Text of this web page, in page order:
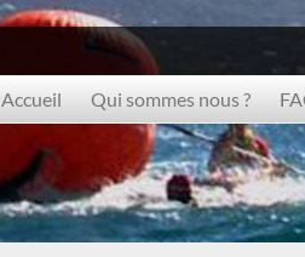
Accueil Qui sommes nous ?